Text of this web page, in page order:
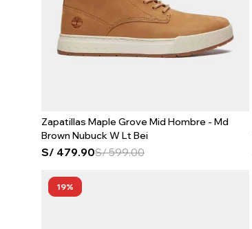
Zapatillas Maple Grove Mid Hombre - Md
Brown Nubuck W Lt Bei
S/ 479.90S/599.00
19